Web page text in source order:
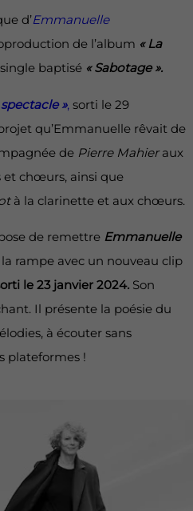
d’Emmanuelle
de l’album « La
baptisé « Sabotage ».
», sorti le 29
qu’Emmanuelle rêvait de
de Pierre Mahieraux
et chœurs, ainsi que
à la clarinette et aux chœurs.
de remettre Emmanuelle
rampe avec un nouveau clip
le 23 janvier 2024. Son
Il présente la poésie du
à écouter sans
plateformes !